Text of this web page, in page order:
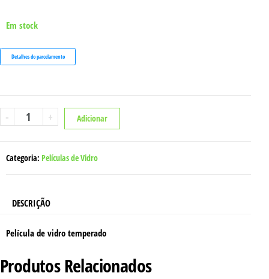
Em stock
Detalhes do parcelamento
- Quantidade
PELÍCULA
+ Adicionar
Categoria: Películas de Vidro
DESCRIÇÃO
Película de vidro temperado
Produtos Relacionados